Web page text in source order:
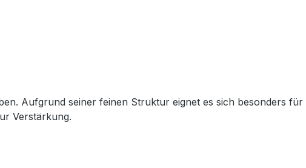
Aufgrund seiner feinen Struktur eignet es sich besonders
Verstärkung.